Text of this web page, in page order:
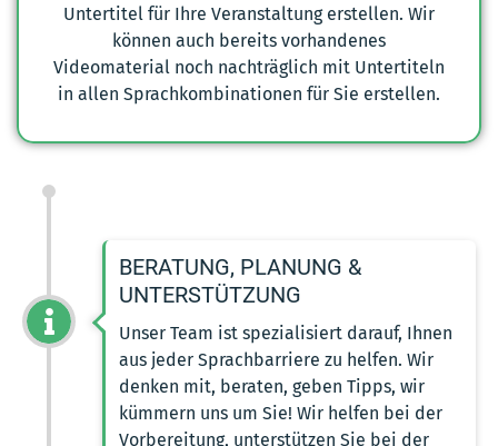
Untertitel für Ihre Veranstaltung erstellen. Wir
können auch bereits vorhandenes
Videomaterial noch nachträglich mit Untertiteln
in allen Sprachkombinationen für Sie erstellen.
BERATUNG, PLANUNG &
UNTERSTÜTZUNG
Unser Team ist spezialisiert darauf, Ihnen
aus jeder Sprachbarriere zu helfen. Wir
denken mit, beraten, geben Tipps, wir
kümmern uns um Sie! Wir helfen bei der
Vorbereitung, unterstützen Sie bei der